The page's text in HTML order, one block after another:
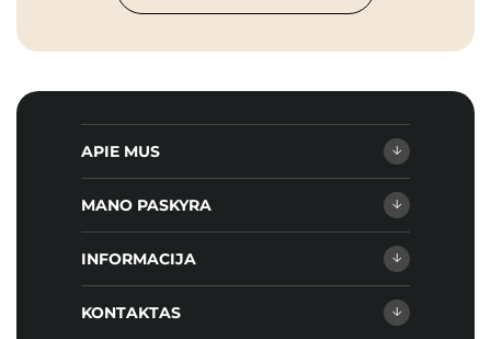
APIE MUS
MANO PASKYRA
INFORMACIJA
KONTAKTAS